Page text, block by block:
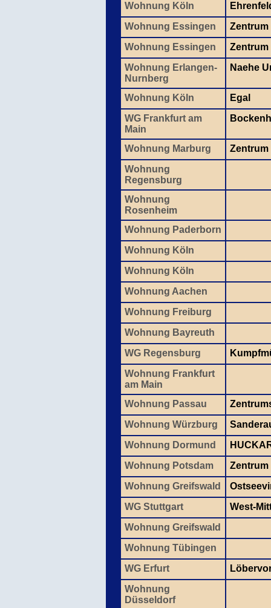
Wohnung Köln
Wohnung Essingen
Zentrum
Wohnung Essingen
Zentrum
Wohnung Erlangen-
Nurnberg
Naehe
Wohnung Köln
Egal
WG Frankfurt am
Main
Wohnung Marburg
Zentrum
Wohnung
Regensburg
Wohnung
Rosenheim
Wohnung Paderborn
Wohnung Köln
Wohnung Köln
Wohnung Aachen
Wohnung Freiburg
Wohnung Bayreuth
WG Regensburg
Wohnung Frankfurt
am Main
Wohnung Passau
Wohnung Würzburg
Wohnung Dormund
Wohnung Potsdam
Zentrum
Wohnung Greifswald
WG Stuttgart
West-
Wohnung Greifswald
Wohnung Tübingen
WG Erfurt
Wohnung
Düsseldorf